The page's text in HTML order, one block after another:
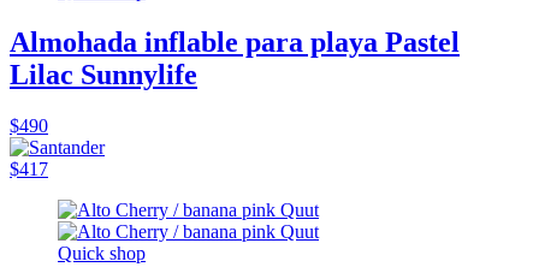
Almohada inflable para playa Pastel
Lilac Sunnylife
$490
$417
Quick shop